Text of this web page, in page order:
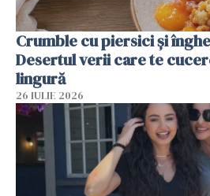
Crumble cu piersici și
Desertul verii care te
lingură
26 IULIE 2026